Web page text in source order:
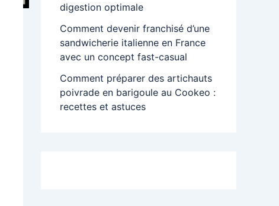
digestion optimale
Comment devenir franchisé d’une
sandwicherie italienne en France
avec un concept fast-casual
Comment préparer des artichauts
poivrade en barigoule au Cookeo :
recettes et astuces